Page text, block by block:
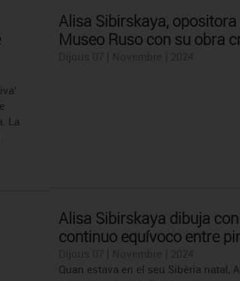
La
Alisa Sibirskaya,
Museo Ruso con su obra
Alisa Sibirskaya dibuja
continuo equívoco entre
Quan estava en el seu Sibèria natal,